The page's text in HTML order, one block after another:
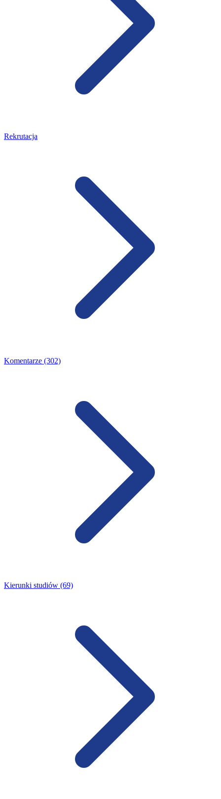
Rekrutacja
Komentarze (302)
Kierunki studiów (69)